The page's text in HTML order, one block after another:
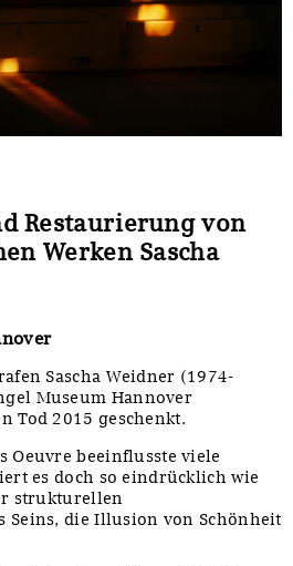
Restaurierung von
Werken Sascha
Sascha Weidner (1974-
Museum Hannover
Tod 2015 geschenkt.
Oeuvre beeinflusste viele
es doch so eindrücklich wie
strukturellen
Seins, die Illusion von Schönheit